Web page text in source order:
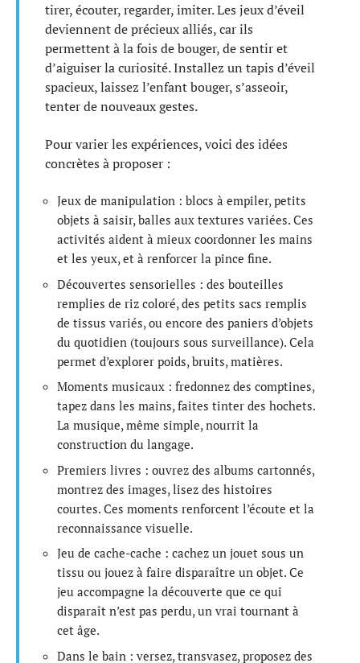
tirer, écouter, regarder, imiter. Les jeux d’éveil
deviennent de précieux alliés, car ils
permettent à la fois de bouger, de sentir et
d’aiguiser la curiosité. Installez un tapis d’éveil
spacieux, laissez l’enfant bouger, s’asseoir,
tenter de nouveaux gestes.
Pour varier les expériences, voici des idées
concrètes à proposer :
Jeux de manipulation : blocs à empiler, petits
objets à saisir, balles aux textures variées. Ces
activités aident à mieux coordonner les mains
et les yeux, et à renforcer la pince fine.
Découvertes sensorielles : des bouteilles
remplies de riz coloré, des petits sacs remplis
de tissus variés, ou encore des paniers d’objets
du quotidien (toujours sous surveillance). Cela
permet d’explorer poids, bruits, matières.
Moments musicaux : fredonnez des comptines,
tapez dans les mains, faites tinter des hochets.
La musique, même simple, nourrit la
construction du langage.
Premiers livres : ouvrez des albums cartonnés,
montrez des images, lisez des histoires
courtes. Ces moments renforcent l’écoute et la
reconnaissance visuelle.
Jeu de cache-cache : cachez un jouet sous un
tissu ou jouez à faire disparaître un objet. Ce
jeu accompagne la découverte que ce qui
disparaît n’est pas perdu, un vrai tournant à
cet âge.
Dans le bain : versez, transvasez, proposez des